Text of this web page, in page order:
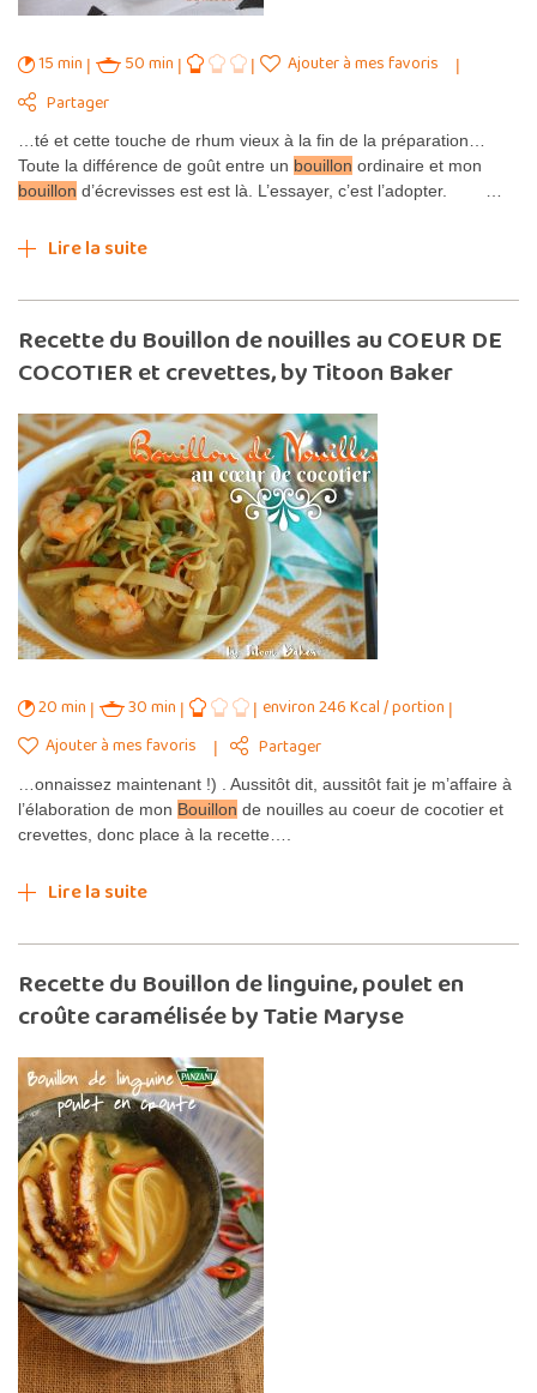
15 min 50 min
Ajouter à mes favoris
Partager
…té et cette touche de rhum vieux à la fin de la préparation…
Toute la différence de goût entre un bouillon ordinaire et mon
bouillon d’écrevisses est est là. L’essayer, c’est l’adopter. …
Lire la suite
Recette du Bouillon de nouilles au COEUR DE
COCOTIER et crevettes, by Titoon Baker
20 min 30 min
environ 246 Kcal / portion
Ajouter à mes favoris
Partager
…onnaissez maintenant !) . Aussitôt dit, aussitôt fait je m’affaire à
l’élaboration de mon Bouillon de nouilles au coeur de cocotier et
crevettes, donc place à la recette….
Lire la suite
Recette du Bouillon de linguine, poulet en
croûte caramélisée by Tatie Maryse